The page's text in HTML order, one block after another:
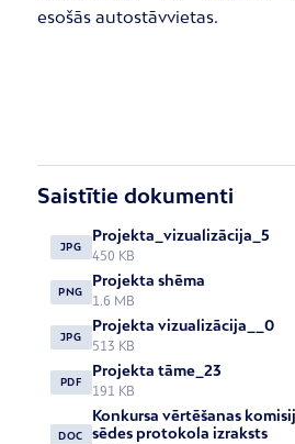
esošās autostāvvietas.
Saistītie dokumenti
JPG
Projekta_vizualizācija_5
450 KB
PNG
Projekta shēma
1.6 MB
JPG
Projekta vizualizācija__0
513 KB
PDF
Projekta tāme_23
191 KB
DOC
Konkursa vērtēšanas
sēdes protokola izraksts